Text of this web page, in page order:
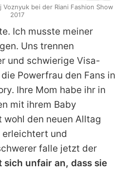
Ich musste meiner
Uns trennen
und schwierige Visa-
Powerfrau den Fans in
Ihre Mom habe ihr in
mit ihrem Baby
den neuen Alltag
erleichtert und
falle jetzt der
sich unfair an, dass sie
bei der Riani Fashion Show
2017